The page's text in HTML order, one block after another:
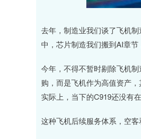
去年，制造业我们谈了飞机
中，芯片制造我们搬到AI章节
今年，不得不暂时剔除飞机
购，而是飞机作为高值资产
实际上，当下的C919还没有
这种飞机后续服务体系，空